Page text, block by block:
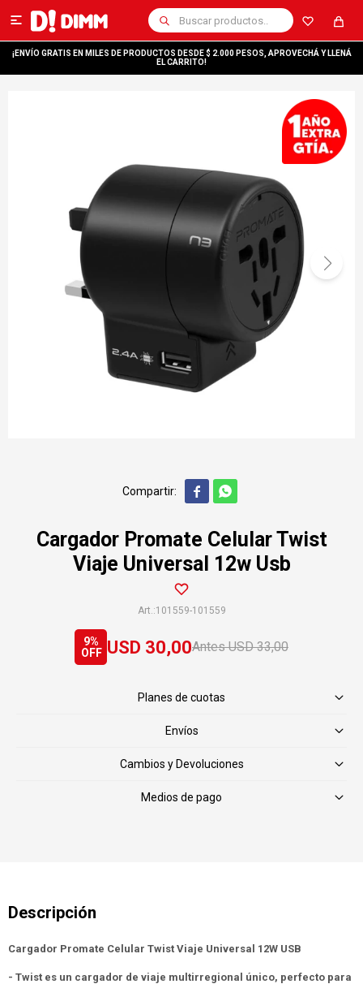

¡ENVÍO GRATIS EN MILES DE PRODUCTOS DESDE $ 2.000 PESOS, APROVECHÁ Y LLENÁ
EL CARRITO!
 
Cargador Promate Celular Twist
Viaje Universal 12w Usb
101559-101559
USD 30,00 USD 33,00
9
Planes de cuotas
Envíos
Cambios y Devoluciones
Medios de pago
Cargador Promate Celular Twist Viaje Universal 12W USB
- Twist es un cargador de viaje multirregional único, perfecto para